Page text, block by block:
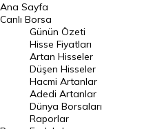
BIST 100 Hisseleri
En Çok Artan Hisseler
En Çok Düşen Hisseler
Hacmi Artanlar
Geçmiş Kapanışlar
Dünya Borsaları
Ana Sayfa
Canlı Borsa
Günün Özeti
Hisse Fiyatları
Artan Hisseler
Düşen Hisseler
Hacmi Artanlar
Adedi Artanlar
Dünya Borsaları
Raporlar